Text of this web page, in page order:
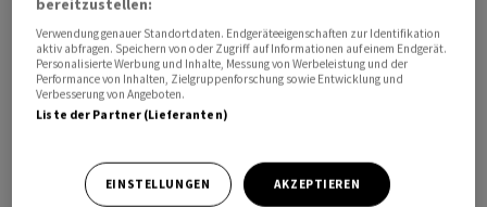
Die kürzlich veröffentlichten Verbraucherpreise zeigten
zudem, dass der Ölpreisanstieg im Zuge des Iran-
Krieges die Inflationsrate im April erneut nach oben
getrieben hat. Zudem fiel der Anstieg etwas höher aus
als von Analysten im Schnitt erwartet.
«Spätestens mit dem heutigen Zahlenwerk dürften
Zinssenkungsdebatten vom Tisch sein», schrieb Thomas
bereitzustellen:
Verwendung genauer Standortdaten. Endgeräteeigenschaften zur Identifikation
aktiv abfragen. Speichern von oder Zugriff auf Informationen auf einem Endgerät.
Personalisierte Werbung und Inhalte, Messung von Werbeleistung und der
Performance von Inhalten, Zielgruppenforschung sowie Entwicklung und
Verbesserung von Angeboten.
Liste der Partner (Lieferanten)
EINSTELLUNGEN AKZEPTIEREN